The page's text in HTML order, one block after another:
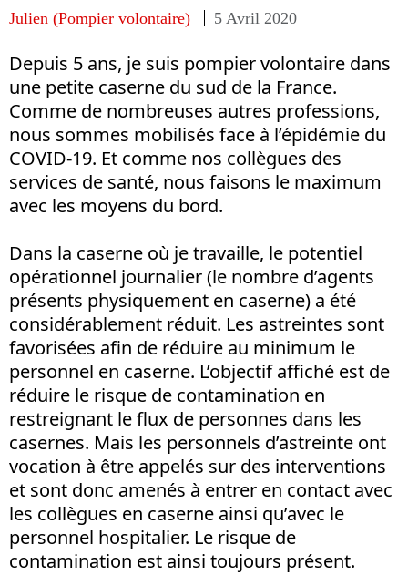
Julien (Pompier volontaire) 5 Avril 2020
Depuis 5 ans, je suis pompier volontaire dans
une petite caserne du sud de la France.
Comme de nombreuses autres professions,
nous sommes mobilisés face à l’épidémie du
COVID-19. Et comme nos collègues des
services de santé, nous faisons le maximum
avec les moyens du bord.
Dans la caserne où je travaille, le potentiel
opérationnel journalier (le nombre d’agents
présents physiquement en caserne) a été
considérablement réduit. Les astreintes sont
favorisées afin de réduire au minimum le
personnel en caserne. L’objectif affiché est de
réduire le risque de contamination en
restreignant le flux de personnes dans les
casernes. Mais les personnels d’astreinte ont
vocation à être appelés sur des interventions
et sont donc amenés à entrer en contact avec
les collègues en caserne ainsi qu’avec le
personnel hospitalier. Le risque de
contamination est ainsi toujours présent.